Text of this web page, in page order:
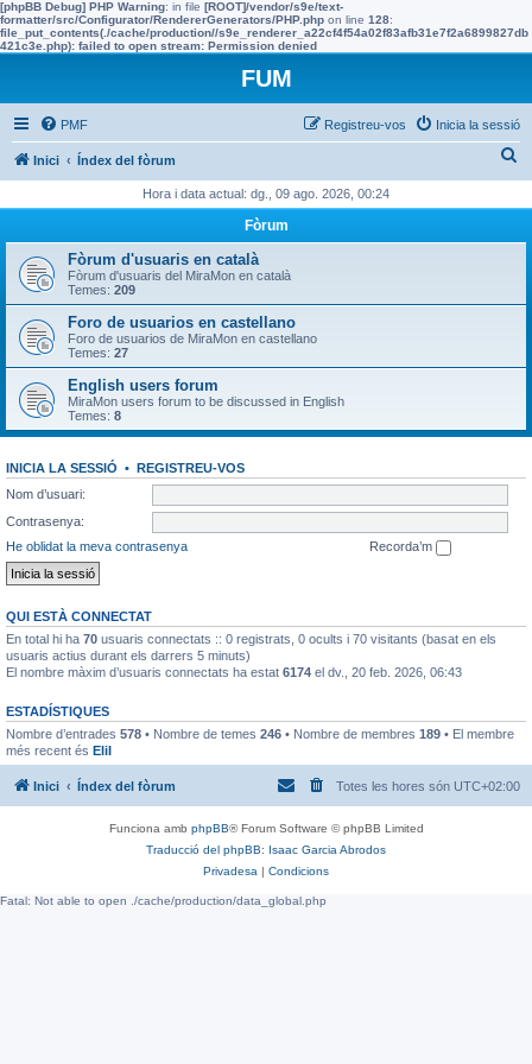
[phpBB Debug] PHP Warning: in file [ROOT]/vendor/s9e/text-
formatter/src/Configurator/RendererGenerators/PHP.php on line 128:
file_put_contents(./cache/production//s9e_renderer_a22cf4f54a02f83afb31e7f2a6899827db
421c3e.php): failed to open stream: Permission denied
FUM
PMF Inicia la sessió
Registreu-vos
Inici Índex del fòrum
c
Hora i data actual: dg., 09 ago. 2026, 00:24
Fòrum
Fòrum d'usuaris en català
Fòrum d'usuaris del MiraMon en català
Temes: 209
Foro de usuarios en castellano
Foro de usuarios de MiraMon en castellano
Temes: 27
English users forum
MiraMon users forum to be discussed in English
Temes: 8
INICIA LA SESSIÓ • REGISTREU-VOS
Nom d’usuari:
Contrasenya:
He oblidat la meva contrasenya
Recorda’m
QUI ESTÀ CONNECTAT
En total hi ha 70 usuaris connectats :: 0 registrats, 0 ocults i 70 visitants (basat en els
usuaris actius durant els darrers 5 minuts)
El nombre màxim d’usuaris connectats ha estat 6174 el dv., 20 feb. 2026, 06:43
ESTADÍSTIQUES
Nombre d’entrades 578 • Nombre de temes 246 • Nombre de membres 189 • El membre
més recent és EliI
Inici Índex del fòrum Totes les hores són UTC+02:00
Funciona amb phpBB® Forum Software © phpBB Limited
Traducció del phpBB: Isaac Garcia Abrodos
Privadesa | Condicions
Fatal: Not able to open ./cache/production/data_global.php